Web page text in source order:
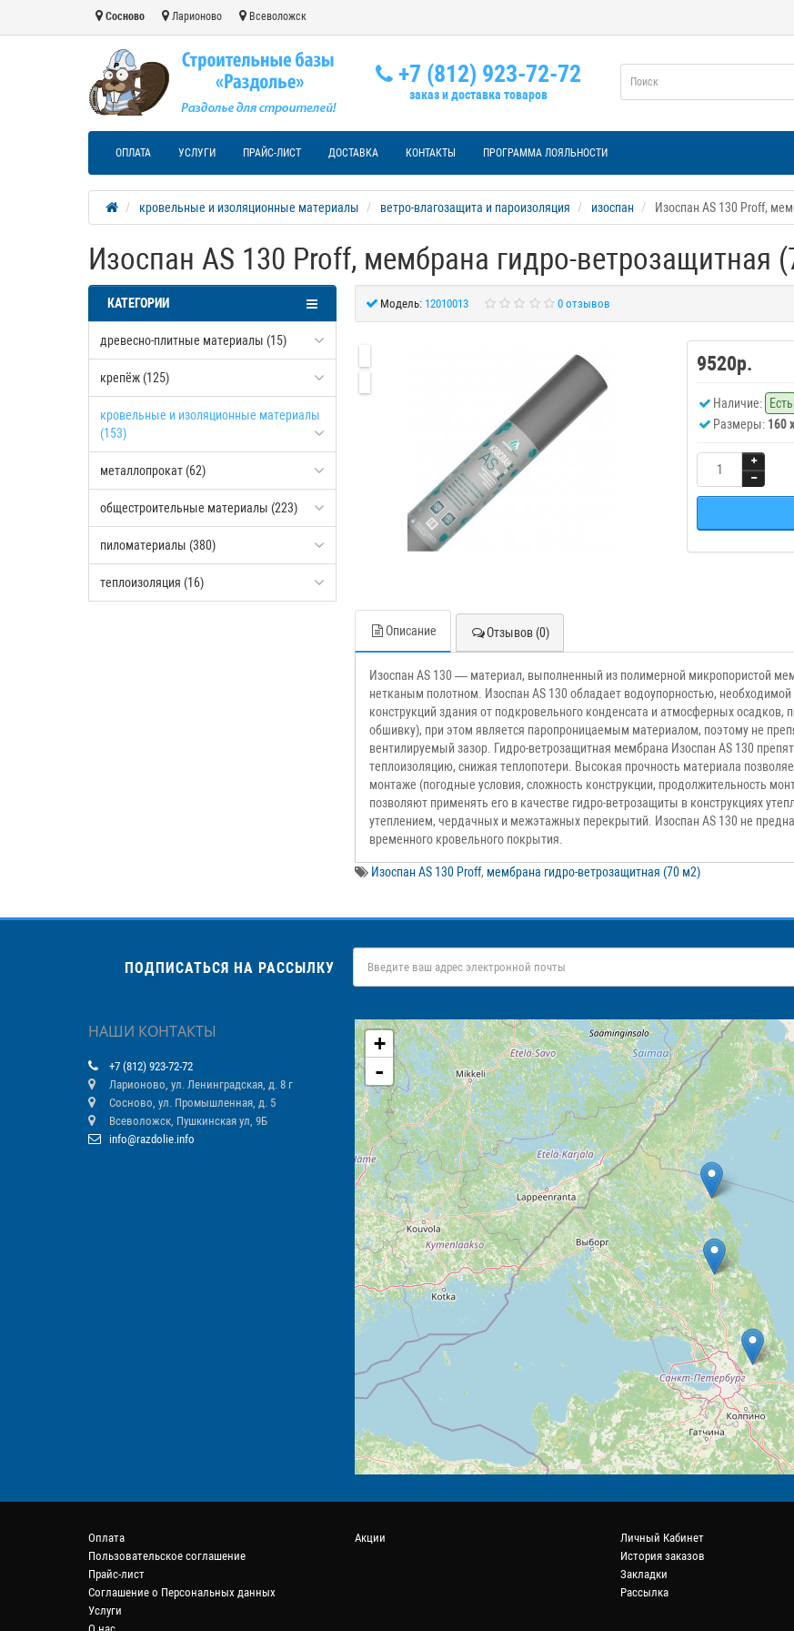
Сосново Ларионово Всеволожск
+7 (812) 923-72-72
заказ и доставка товаров
ОПЛАТА УСЛУГИ ПРАЙС-ЛИСТ ДОСТАВКА КОНТАКТЫ ПРОГРАММА ЛОЯЛЬНОСТИ
кровельные и изоляционные материалы ветро-влагозащита и пароизоляция изоспан Изоспан AS 130 Proff,
Изоспан AS 130 Proff, мембрана гидро-ветрозащитная
КАТЕГОРИИ
древесно-плитные материалы (15)
крепёж (125)
кровельные и изоляционные материалы
(153)
металлопрокат (62)
общестроительные материалы (223)
пиломатериалы (380)
теплоизоляция (16)
Модель: 12010013 0 отзывов
9520р.
Наличие:
Размеры: 160
Описание Отзывов (0)
Изоспан AS 130 — материал, выполненный из полимерной микропористой
нетканым полотном. Изоспан AS 130 обладает водоупорностью,
конструкций здания от подкровельного конденсата и атмосферных
обшивку), при этом является паропроницаемым материалом, поэтому не
вентилируемый зазор. Гидро-ветрозащитная мембрана Изоспан AS 130
теплоизоляцию, снижая теплопотери. Высокая прочность материала
монтаже (погодные условия, сложность конструкции, продолжительность
позволяют применять его в качестве гидро-ветрозащиты в конструкциях
утеплением, чердачных и межэтажных перекрытий. Изоспан AS 130 не
временного кровельного покрытия.
Изоспан AS 130 Proff, мембрана гидро-ветрозащитная (70 м2)
ПОДПИСАТЬСЯ НА РАССЫЛКУ
НАШИ КОНТАКТЫ
+7 (812) 923-72-72
Ларионово, ул. Ленинградская, д. 8 г
Сосново, ул. Промышленная, д. 5
Всеволожск, Пушкинская ул, 9Б
info@razdolie.info
+
-
Оплата
Пользовательское соглашение
Прайс-лист
Соглашение о Персональных данных
Услуги
Акции
Личный Кабинет
История заказов
Закладки
Рассылка